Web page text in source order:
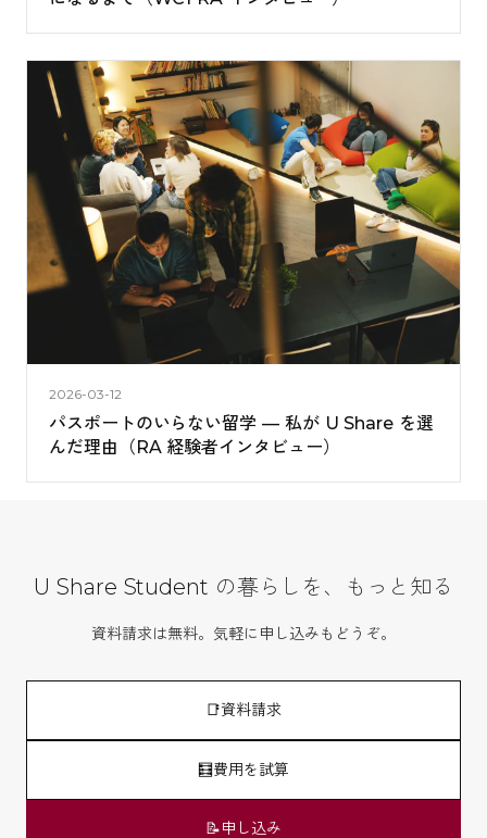
2026-03-12
パスポートのいらない留学 — 私が U Share を選
んだ理由（RA 経験者インタビュー）
U Share Student の暮らしを、もっと知る
資料請求は無料。気軽に申し込みもどうぞ。
📑資料請求
🧮費用を試算
📝申し込み